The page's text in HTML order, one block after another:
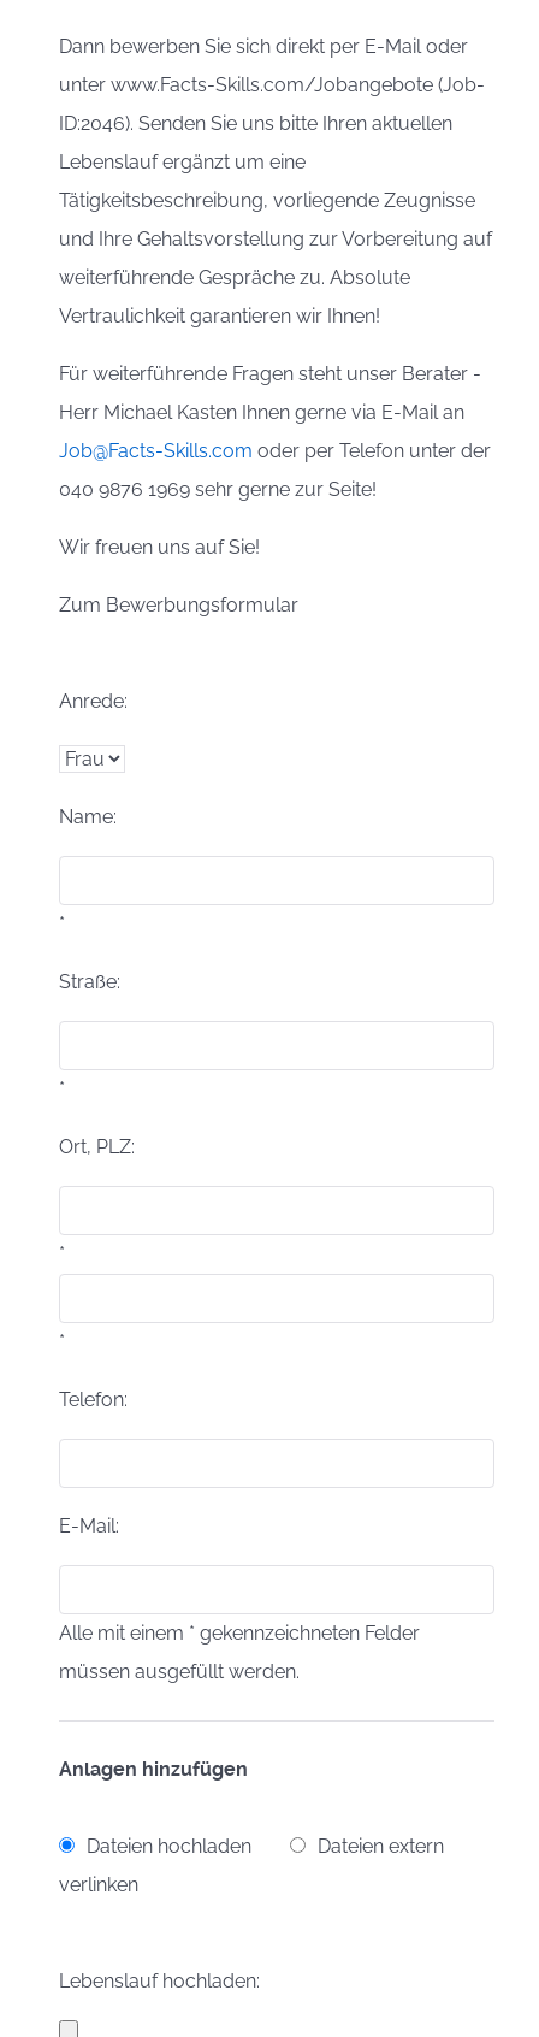
Dann bewerben Sie sich direkt per E-Mail oder
unter www.Facts-Skills.com/Jobangebote (Job-
ID:2046). Senden Sie uns bitte Ihren aktuellen
Lebenslauf ergänzt um eine
Tätigkeitsbeschreibung, vorliegende Zeugnisse
und Ihre Gehaltsvorstellung zur Vorbereitung auf
weiterführende Gespräche zu. Absolute
Vertraulichkeit garantieren wir Ihnen!
Für weiterführende Fragen steht unser Berater -
Herr Michael Kasten Ihnen gerne via E-Mail an
Job@Facts-Skills.com oder per Telefon unter der
040 9876 1969 sehr gerne zur Seite!
Wir freuen uns auf Sie!
Zum Bewerbungsformular
Anrede:
Name:
*
Straße:
*
Ort, PLZ:
*
*
Telefon:
E-Mail:
Alle mit einem * gekennzeichneten Felder
müssen ausgefüllt werden.
Anlagen hinzufügen
Dateien hochladen
Dateien extern
verlinken
Lebenslauf hochladen: